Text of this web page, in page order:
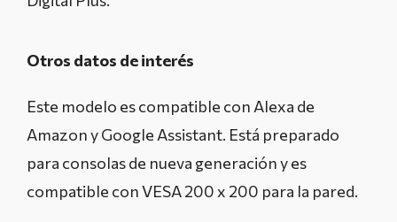
Otros datos de interés
Este modelo es compatible con Alexa de
Amazon y Google Assistant. Está preparado
para consolas de nueva generación y es
compatible con VESA 200 x 200 para la pared.